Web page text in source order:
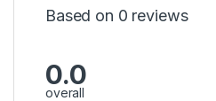
Based on 0 reviews
0.0
overall